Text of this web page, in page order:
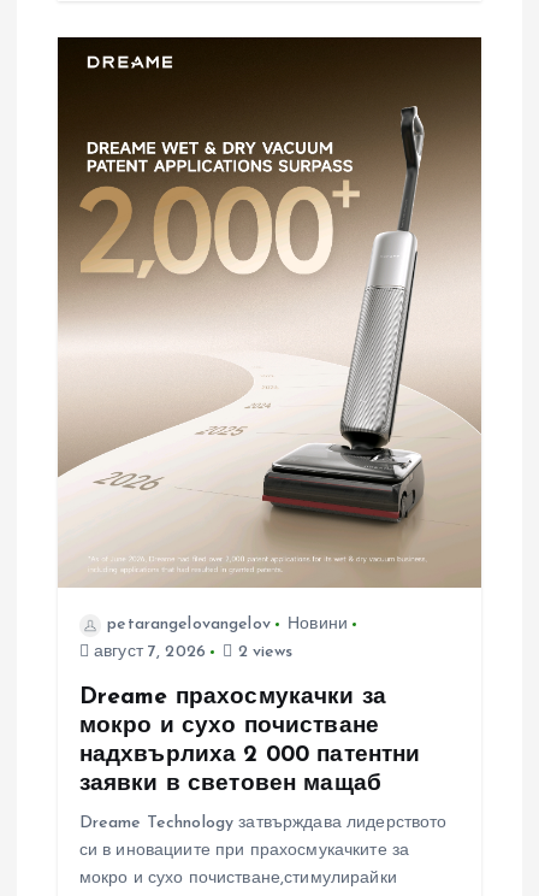
petarangelovangelov
Новини
август 7, 2026
2 views
Dreame прахосмукачки за
мокро и сухо почистване
надхвърлиха 2 000 патентни
заявки в световен мащаб
Dreame Technology затвърждава лидерството
си в иновациите при прахосмукачките за
мокро и сухо почистване,стимулирайки